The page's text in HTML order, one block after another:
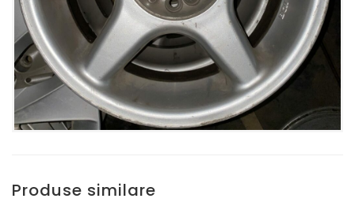
Produse similare